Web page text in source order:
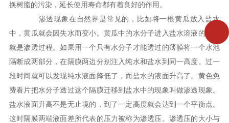
换树脂的污染，延长使用寿命都有着良好的作用。
渗透现象在自然界是常见的，比如将一根黄瓜放入盐水
中，黄瓜就会因失水而变小。黄瓜中的水分子进入盐水溶液的过程
就是渗透过程。如果用一个只有水分子才能透过的薄膜将一个水池
隔断成两部分，在隔膜两边分别注入纯水和盐水到同一高度。过一
段时间就可以发现纯水液面降低了，而盐水的液面升高了。黄色免
费看片把水分子透过这个隔膜迁移到盐水中的现象叫做渗透现象。
盐水液面升高不是无止境的，到了一定高度就会达到一个平衡点。
这时隔膜两端液面差所代表的压力被称为渗透压。渗透压的大小与